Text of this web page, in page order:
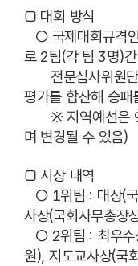
□ 대회 방식
○ 국제대회규격
로 2팀(각 팀 3명)
전문심사위원단
평가를 합산해 승패
※ 지역예선은 9
며 변경될 수 있음)
□ 시상 내역
○ 1위팀 : 대상(
사상(국회사무총장
○ 2위팀 : 최우수
원), 지도교사상(국